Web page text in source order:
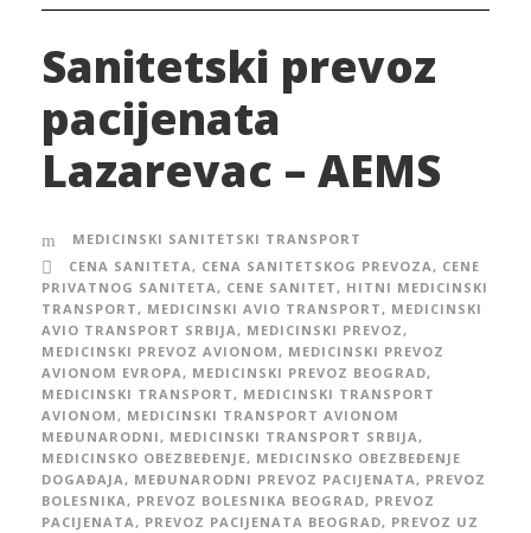
Sanitetski prevoz
pacijenata
Lazarevac – AEMS
MEDICINSKI SANITETSKI TRANSPORT
CENA SANITETA, CENA SANITETSKOG PREVOZA, CENE
PRIVATNOG SANITETA, CENE SANITET, HITNI MEDICINSKI
TRANSPORT, MEDICINSKI AVIO TRANSPORT, MEDICINSKI
AVIO TRANSPORT SRBIJA, MEDICINSKI PREVOZ,
MEDICINSKI PREVOZ AVIONOM, MEDICINSKI PREVOZ
AVIONOM EVROPA, MEDICINSKI PREVOZ BEOGRAD,
MEDICINSKI TRANSPORT, MEDICINSKI TRANSPORT
AVIONOM, MEDICINSKI TRANSPORT AVIONOM
MEĐUNARODNI, MEDICINSKI TRANSPORT SRBIJA,
MEDICINSKO OBEZBEĐENJE, MEDICINSKO OBEZBEĐENJE
DOGAĐAJA, MEĐUNARODNI PREVOZ PACIJENATA, PREVOZ
BOLESNIKA, PREVOZ BOLESNIKA BEOGRAD, PREVOZ
PACIJENATA, PREVOZ PACIJENATA BEOGRAD, PREVOZ UZ